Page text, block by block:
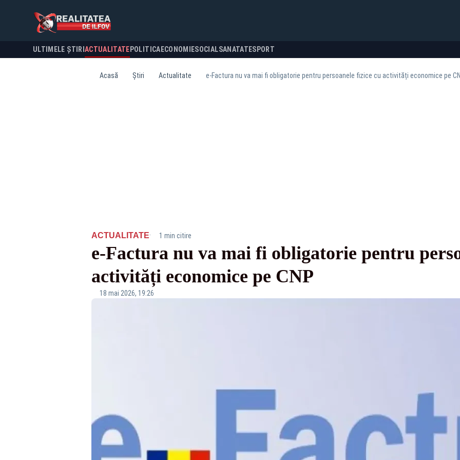
ULTIMELE ȘTIRI ACTUALITATE POLITICA ECONOMIESOCIALSANATATESPORT
Acasă Știri Actualitate e-Factura nu va mai fi obligatorie pentru persoanele fizice cu activități economice pe
ACTUALITATE· 1 min citire
e-Factura nu va mai fi obligatorie pentru
activități economice pe CNP
18 mai 2026, 19:26